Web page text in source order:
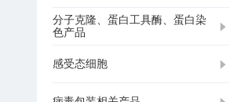
分子克隆、蛋白工具酶、蛋白染
色产品
感受态细胞